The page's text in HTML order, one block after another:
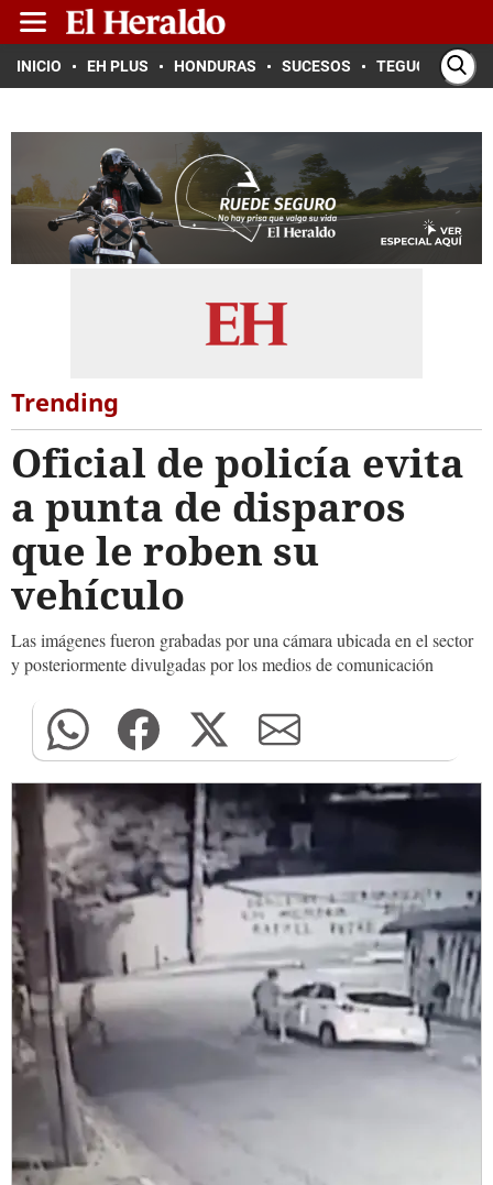
INICIO EH PLUS HONDURAS SUCESOS TEGUCIGALPA
Trending
Oficial de policía evita
a punta de disparos
que le roben su
vehículo
Las imágenes fueron grabadas por una cámara ubicada en el sector
y posteriormente divulgadas por los medios de comunicación